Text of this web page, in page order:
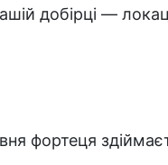
добірці —
фортеця